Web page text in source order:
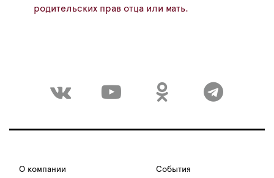
родительских прав отца или мать.
О компании События